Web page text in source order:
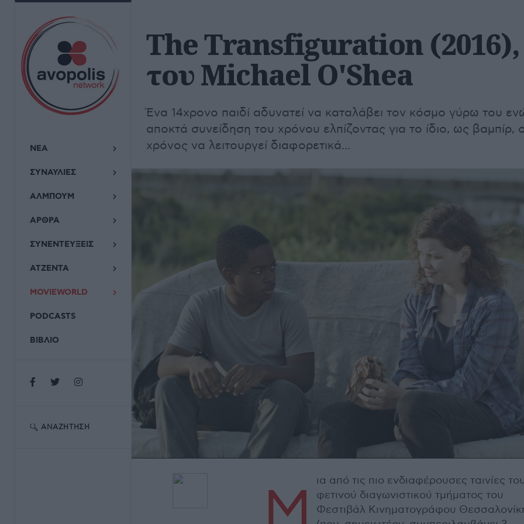
ΝΕΑ
ΣΥΝΑΥΛΙΕΣ
ΑΛΜΠΟΥΜ
ΑΡΘΡΑ
ΣΥΝΕΝΤΕΥΞΕΙΣ
ΑΤΖΕΝΤΑ
MOVIEWORLD
PODCASTS
ΒΙΒΛΙΟ
ΑΝΑΖΉΤΗΣΗ
The Transfiguration (2016),
του Michael O'Shea
Ένα 14χρονο παιδί αδυνατεί να καταλάβει τον κόσμο γύρω του
αποκτά συνείδηση του χρόνου ελπίζοντας για το ίδιο, ως βαμπίρ,
χρόνος να λειτουργεί διαφορετικά...
ια από τις πιο ενδιαφέρουσες ταινίες
φετινού διαγωνιστικού τμήματος του
Φεστιβάλ Κινηματογράφου